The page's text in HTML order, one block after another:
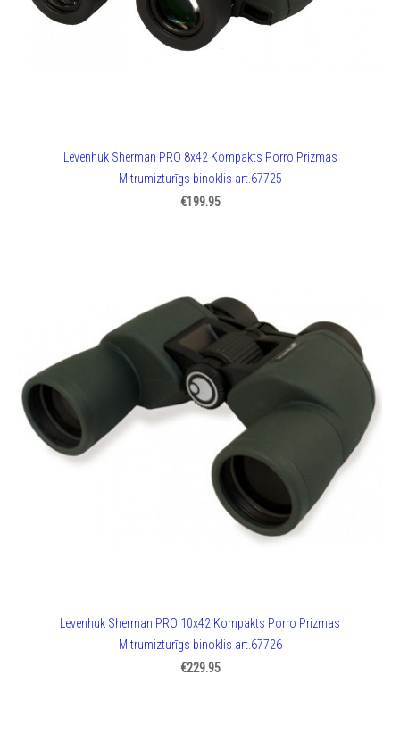
Levenhuk Sherman PRO 8x42 Kompakts Porro Prizmas
Mitrumizturīgs binoklis art.67725
€199.95
Levenhuk Sherman PRO 10x42 Kompakts Porro Prizmas
Mitrumizturīgs binoklis art.67726
€229.95